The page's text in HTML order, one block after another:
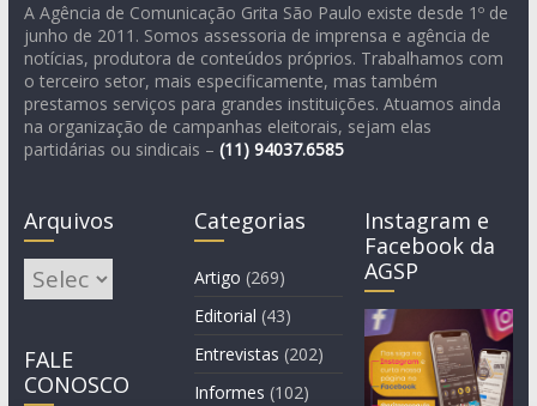
A Agência de Comunicação Grita São Paulo existe desde 1º de
junho de 2011. Somos assessoria de imprensa e agência de
notícias, produtora de conteúdos próprios. Trabalhamos com
o terceiro setor, mais especificamente, mas também
prestamos serviços para grandes instituições. Atuamos ainda
na organização de campanhas eleitorais, sejam elas
partidárias ou sindicais – (11) 94037.6585
Arquivos
Arquivos
FALE
CONOSCO
Categorias
Artigo (269)
Editorial (43)
Entrevistas (202)
Informes (102)
Instagram e
Facebook da
AGSP